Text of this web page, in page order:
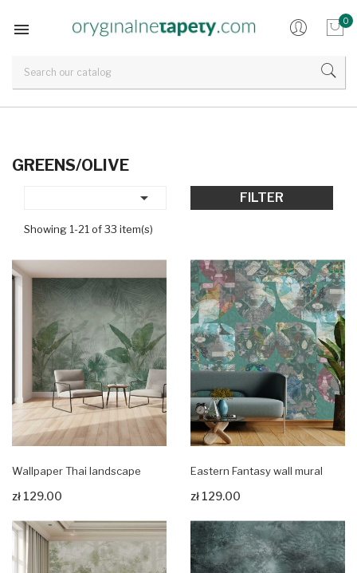
 0
GREENS/OLIVE

FILTER
Showing 1-21 of 33 item(s)
Wallpaper Thai landscape
zł 129.00
Zobacz produkt
Eastern Fantasy wall mural
zł 129.00
Zobacz produkt